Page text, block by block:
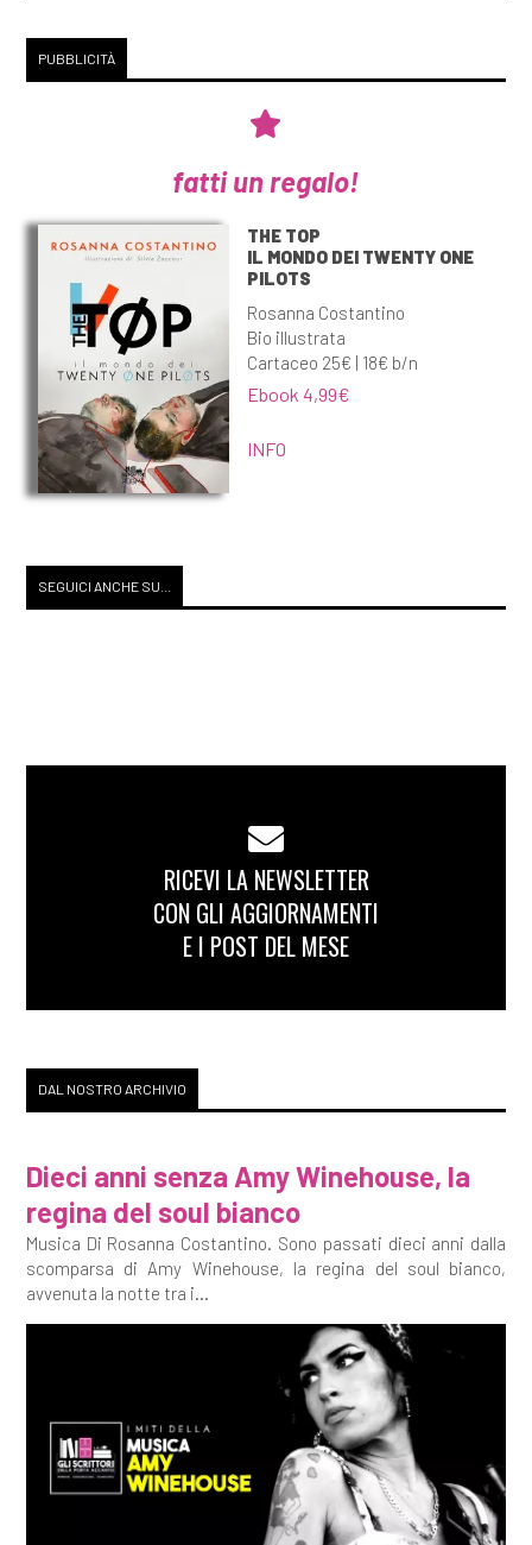
PUBBLICITÀ
fatti un regalo!
THE TOP
IL MONDO DEI TWENTY ONE
PILOTS
Rosanna Costantino
Bio illustrata
Cartaceo 25€ | 18€ b/n
Ebook 4,99€
INFO
SEGUICI ANCHE SU...
RICEVI LA NEWSLETTER
CON GLI AGGIORNAMENTI
E I POST DEL MESE
DAL NOSTRO ARCHIVIO
Dieci anni senza Amy Winehouse, la
regina del soul bianco
Musica Di Rosanna Costantino. Sono passati dieci anni dalla
scomparsa di Amy Winehouse, la regina del soul bianco,
avvenuta la notte tra i...